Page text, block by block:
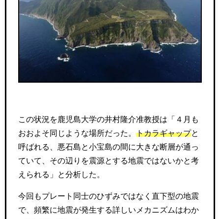
この状況を鹿児島大学の井村隆介准教授は「４月も
おおよそ同じような場所だった。 トカラギャップと
呼ばれる、悪石島と小宝島の間に大きな断層が通っ
ていて、その辺りを震源とする地震ではないかと考
えられる」と分析した。
今回もプレート同士のひずみではなく直下型の地震
で、頻繁に地震が発生する詳しいメカニズムはわか